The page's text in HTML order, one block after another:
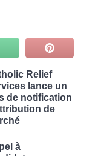
Relief
lance un
de notification
de
à